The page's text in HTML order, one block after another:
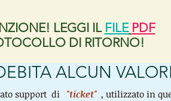
LEGGI IL FILE PDF
DI RITORNO!
ALCUN
support di "ticket" , utilizzato in